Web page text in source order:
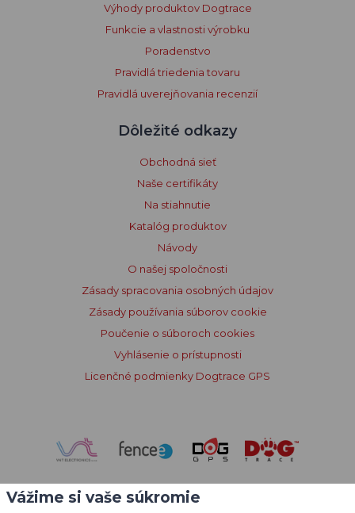
Výhody produktov Dogtrace
Funkcie a vlastnosti výrobku
Poradenstvo
Pravidlá triedenia tovaru
Pravidlá uverejňovania recenzií
Dôležité odkazy
Obchodná sieť
Naše certifikáty
Na stiahnutie
Katalóg produktov
Návody
O našej spoločnosti
Zásady spracovania osobných údajov
Zásady používania súborov cookie
Poučenie o súboroch cookies
Vyhlásenie o prístupnosti
Licenčné podmienky Dogtrace GPS
Vážime si vaše súkromie